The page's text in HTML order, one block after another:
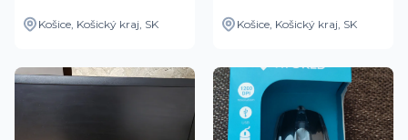
Košice, Košický kraj, SK Košice, Košický kraj, SK